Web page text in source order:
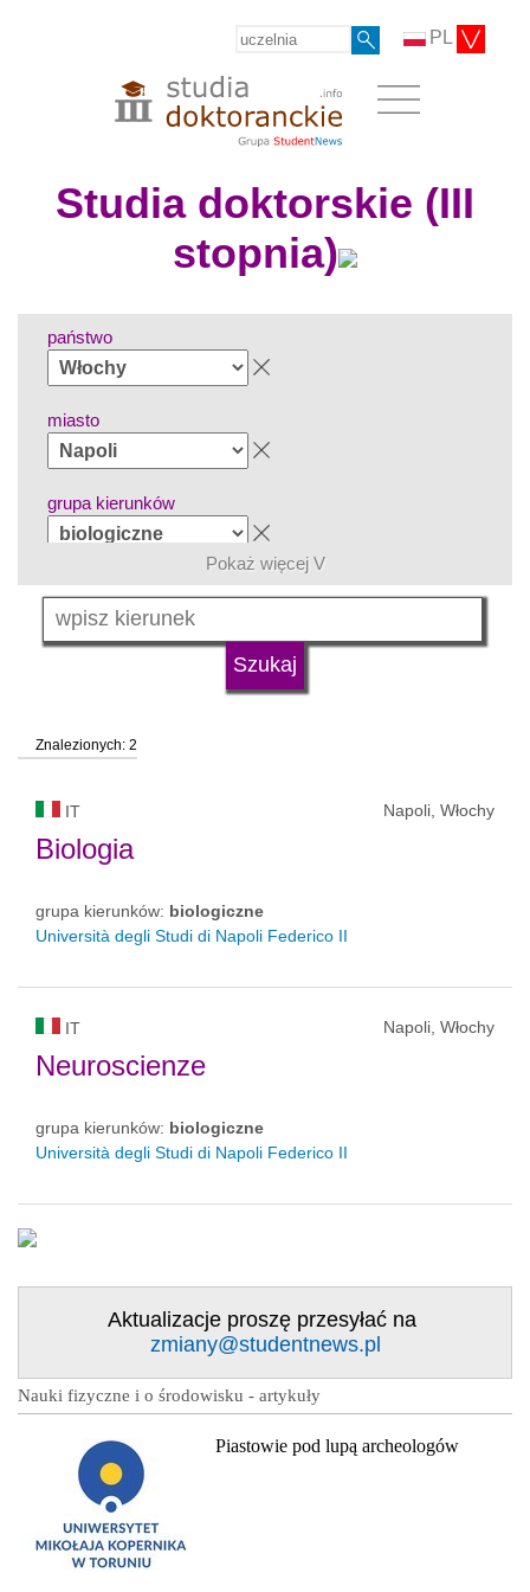
PL
Studia doktorskie (III
stopnia)
państwo
miasto
grupa kierunków
język
status uczelni
Pokaż więcej V
Znalezionych: 2
IT Napoli, Włochy
Biologia
grupa kierunków: biologiczne
Università degli Studi di Napoli Federico II
IT Napoli, Włochy
Neuroscienze
grupa kierunków: biologiczne
Università degli Studi di Napoli Federico II
Aktualizacje proszę przesyłać na
zmiany@studentnews.pl
Nauki fizyczne i o środowisku - artykuły
Piastowie pod lupą archeologów